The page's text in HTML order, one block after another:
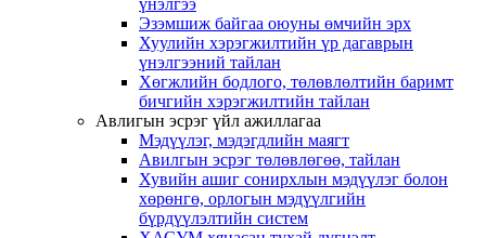
үнэлгээ
Эзэмшиж байгаа оюуны өмчийн эрх
Хуулийн хэрэгжилтийн үр дагаврын
үнэлгээний тайлан
Хөгжлийн бодлого, төлөвлөлтийн баримт
бичгийн хэрэгжилтийн тайлан
Авлигын эсрэг үйл ажиллагаа
Мэдүүлэг, мэдэгдлийн маягт
Авилгын эсрэг төлөвлөгөө, тайлан
Хувийн ашиг сонирхлын мэдүүлэг болон
хөрөнгө, орлогын мэдүүлгийн
бүрдүүлэлтийн систем